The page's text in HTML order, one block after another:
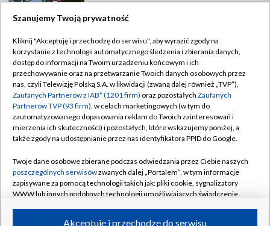
TVP
Abonament TVP
Sklep TVP
Biuro Reklamy
Oferta Handlowa
Emisja w TVP
Rada Programowa
Ogłoszenia przetargowe
Regulamin TVP
Polityka prywatności
Moje zgody
Biuro reklamy
Kanały
©2026 Telewizja Polska Spółka Akcyjna w likwidacji
Szanujemy Twoją prywatność
Kliknij "Akceptuję i przechodzę do serwisu", aby wyrazić zgody na
korzystanie z technologii automatycznego śledzenia i zbierania danych,
dostęp do informacji na Twoim urządzeniu końcowym i ich
przechowywanie oraz na przetwarzanie Twoich danych osobowych przez
nas, czyli Telewizję Polską S.A. w likwidacji (zwaną dalej również „TVP”),
Zaufanych Partnerów z IAB* (1201 firm) oraz pozostałych Zaufanych
Partnerów TVP (93 firm), w celach marketingowych (w tym do
zautomatyzowanego dopasowania reklam do Twoich zainteresowań i
mierzenia ich skuteczności) i pozostałych, które wskazujemy poniżej, a
także zgody na udostępnianie przez nas identyfikatora PPID do Google.
Twoje dane osobowe zbierane podczas odwiedzania przez Ciebie naszych
poszczególnych serwisówzwanych dalej „Portalem”, w tym informacje
zapisywane za pomocą technologii takich jak: pliki cookie, sygnalizatory
WWW lub innych podobnych technologii umożliwiających świadczenie
Akceptuję i przechodzę do serwisu